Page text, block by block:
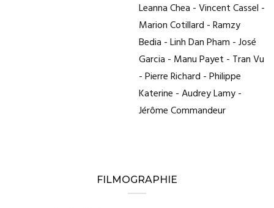
Leanna Chea - Vincent Cassel -
Marion Cotillard - Ramzy
Bedia - Linh Dan Pham - José
Garcia - Manu Payet - Tran Vu
- Pierre Richard - Philippe
Katerine - Audrey Lamy -
Jérôme Commandeur
FILMOGRAPHIE